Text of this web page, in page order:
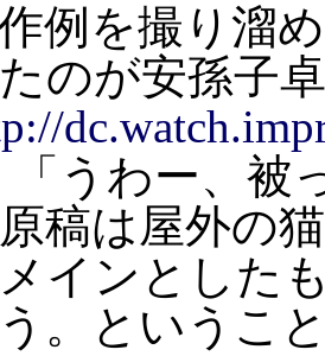
例を撮り溜
のが安孫子
「うわー、被
稿は屋外の
インとした
。というこ